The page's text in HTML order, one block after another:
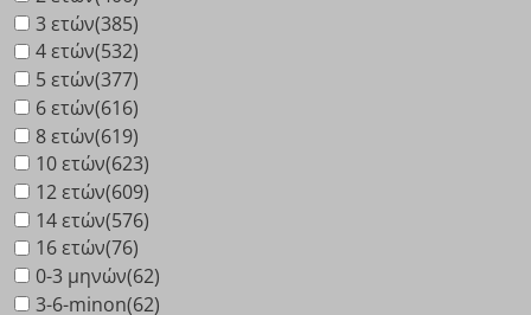
3 ετών(385)
4 ετών(532)
5 ετών(377)
6 ετών(616)
8 ετών(619)
10 ετών(623)
12 ετών(609)
14 ετών(576)
16 ετών(76)
0-3 μηνών(62)
3-6-minon(62)